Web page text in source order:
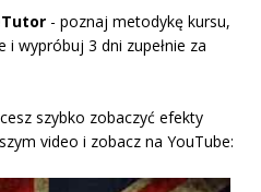
- poznaj metodykę kursu,
wypróbuj 3 dni zupełnie za
szybko zobaczyć efekty
video i zobacz na YouTube: